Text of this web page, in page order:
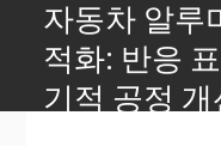
자동차 알루
적화: 반응
기적 공정 개